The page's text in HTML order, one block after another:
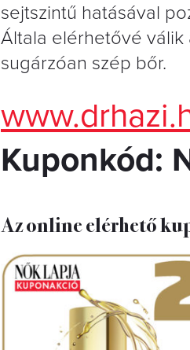
sejtszintű hatásával
Általa elérhetővé válik
sugárzóan szép bőr.
Kuponkód:
Az online elérhető